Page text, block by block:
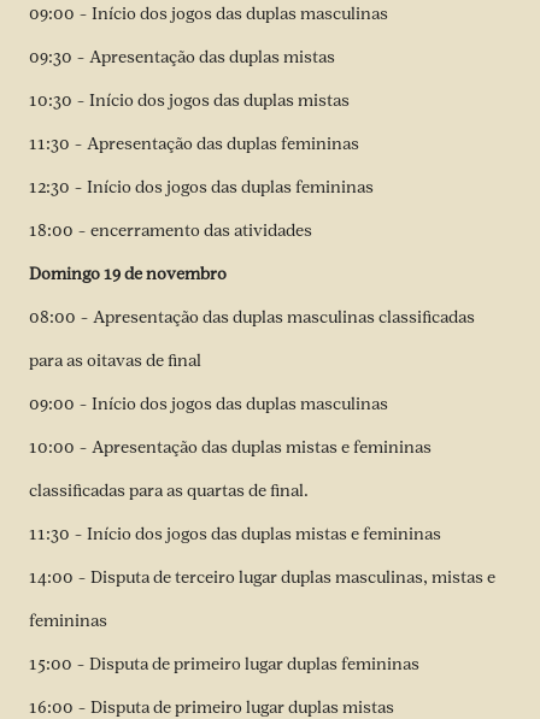
09:00 – Início dos jogos das duplas masculinas
09:30 – Apresentação das duplas mistas
10:30 – Início dos jogos das duplas mistas
11:30 – Apresentação das duplas femininas
12:30 – Início dos jogos das duplas femininas
18:00 – encerramento das atividades
Domingo 19 de novembro
08:00 – Apresentação das duplas masculinas classificadas
para as oitavas de final
09:00 – Início dos jogos das duplas masculinas
10:00 – Apresentação das duplas mistas e femininas
classificadas para as quartas de final.
11:30 – Início dos jogos das duplas mistas e femininas
14:00 – Disputa de terceiro lugar duplas masculinas, mistas e
femininas
15:00 – Disputa de primeiro lugar duplas femininas
16:00 – Disputa de primeiro lugar duplas mistas